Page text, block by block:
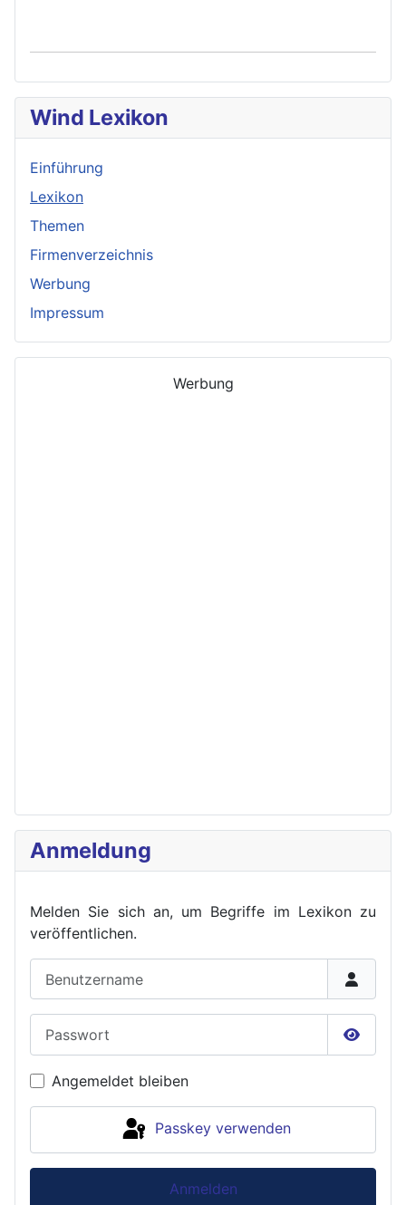
Wind Lexikon
Einführung
Lexikon
Themen
Firmenverzeichnis
Werbung
Impressum
Werbung
Anmeldung
Melden Sie sich an, um Begriffe im Lexikon zu
veröffentlichen.
Angemeldet bleiben
Passkey verwenden
Anmelden